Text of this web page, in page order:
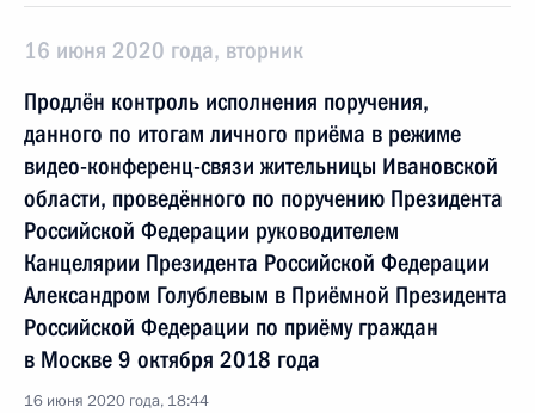
16 июня 2020 года, вторник
Продлён контроль исполнения поручения,
данного по итогам личного приёма в режиме
видео-конференц-связи жительницы Ивановской
области, проведённого по поручению Президента
Российской Федерации руководителем
Канцелярии Президента Российской Федерации
Александром Голублевым в Приёмной Президента
Российской Федерации по приёму граждан
в Москве 9 октября 2018 года
16 июня 2020 года, 18:44